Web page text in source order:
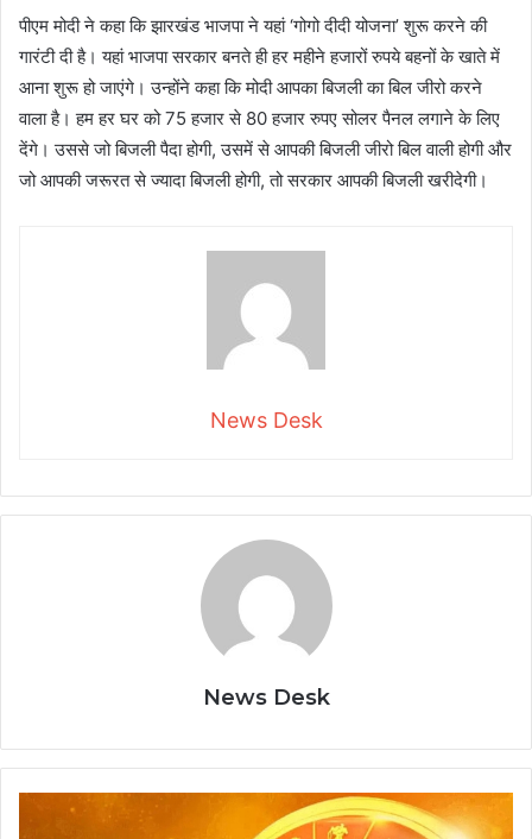
पीएम मोदी ने कहा कि झारखंड भाजपा ने यहां ‘गोगो दीदी योजना’ शुरू करने की
गारंटी दी है। यहां भाजपा सरकार बनते ही हर महीने हजारों रुपये बहनों के खाते में
आना शुरू हो जाएंगे। उन्होंने कहा कि मोदी आपका बिजली का बिल जीरो करने
वाला है। हम हर घर को 75 हजार से 80 हजार रुपए सोलर पैनल लगाने के लिए
देंगे। उससे जो बिजली पैदा होगी, उसमें से आपकी बिजली जीरो बिल वाली होगी और
जो आपकी जरूरत से ज्यादा बिजली होगी, तो सरकार आपकी बिजली खरीदेगी।
News Desk
News Desk